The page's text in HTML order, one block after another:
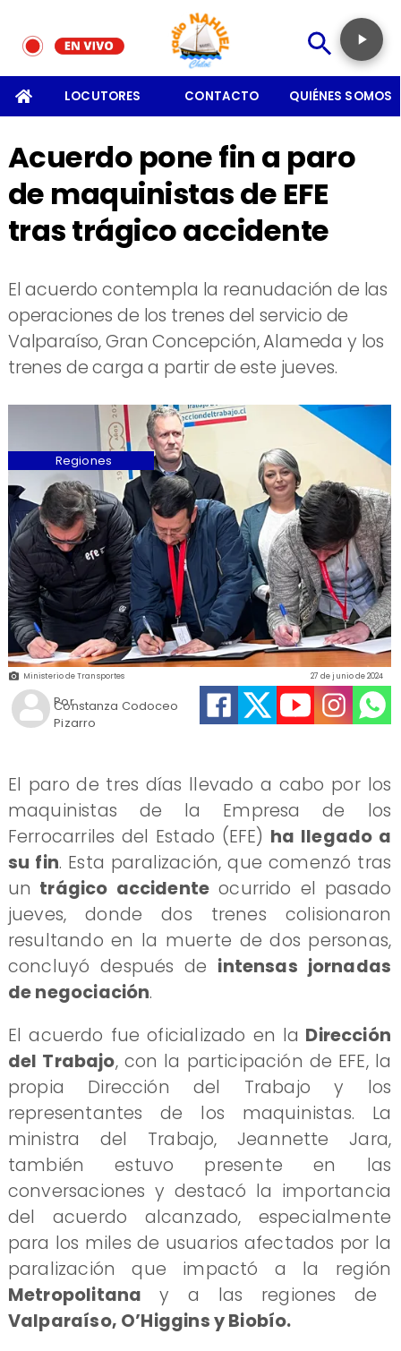
LOCUTORES CONTACTO QUIÉNES SOMOS
Acuerdo pone fin a paro
de maquinistas de EFE
tras trágico accidente
​El acuerdo contempla la reanudación de las
operaciones de los trenes del servicio de
Valparaíso, Gran Concepción, Alameda y los
trenes de carga a partir de este jueves.
Ministerio de Transportes
Constanza Codoceo
Pizarro
27 de junio de 2024
Regiones
Por
El paro de tres días llevado a cabo por los
maquinistas de la Empresa de los
Ferrocarriles del Estado (EFE) ha llegado a
su fin. Esta paralización, que comenzó tras
un trágico accidente ocurrido el pasado
jueves, donde dos trenes colisionaron
resultando en la muerte de dos personas,
concluyó después de intensas jornadas
de negociación.
El acuerdo fue oficializado en la Dirección
del Trabajo, con la participación de EFE, la
propia Dirección del Trabajo y los
representantes de los maquinistas. La
ministra del Trabajo, Jeannette Jara,
también estuvo presente en las
conversaciones y destacó la importancia
del acuerdo alcanzado, especialmente
para los miles de usuarios afectados por la
paralización que impactó a la región
Metropolitana y a las regiones de
Valparaíso, O’Higgins y Biobío.